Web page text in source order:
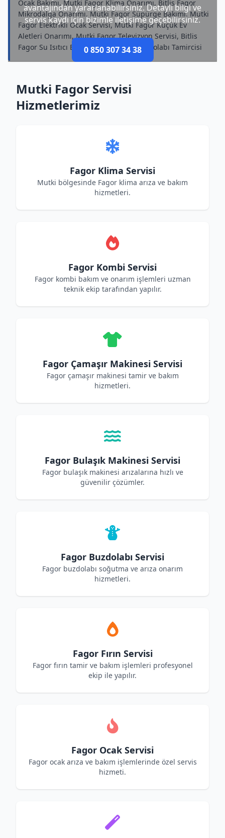
avantajından yararlanabilirsiniz. Detaylı bilgi ve
servis kaydı için bizimle iletişime geçebilirsiniz.
0 850 307 34 38
Ocak Bakımı, Mutki Fagor Klima Onarımı, Bitlis Fagor
Mikrodalga Onarımı, Mutki Fagor Süpürge Bakımı, Mutki
Fagor Elektrikli Ocak Servisi, Mutki Fagor Küçük Ev
Aletleri Onarımı, Mutki Fagor Televizyon Servisi, Bitlis
Fagor Su Isıtıcı Bakımı, Bitlis Fagor Buzdolabı Tamircisi
Mutki Fagor Servisi
Hizmetlerimiz
Fagor Klima Servisi
Mutki bölgesinde Fagor klima arıza ve bakım
hizmetleri.
Fagor Kombi Servisi
Fagor kombi bakım ve onarım işlemleri uzman
teknik ekip tarafından yapılır.
Fagor Çamaşır Makinesi Servisi
Fagor çamaşır makinesi tamir ve bakım
hizmetleri.
Fagor Bulaşık Makinesi Servisi
Fagor bulaşık makinesi arızalarına hızlı ve
güvenilir çözümler.
Fagor Buzdolabı Servisi
Fagor buzdolabı soğutma ve arıza onarım
hizmetleri.
Fagor Fırın Servisi
Fagor fırın tamir ve bakım işlemleri profesyonel
ekip ile yapılır.
Fagor Ocak Servisi
Fagor ocak arıza ve bakım işlemlerinde özel servis
hizmeti.